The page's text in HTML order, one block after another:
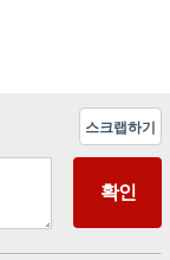
스크랩하기